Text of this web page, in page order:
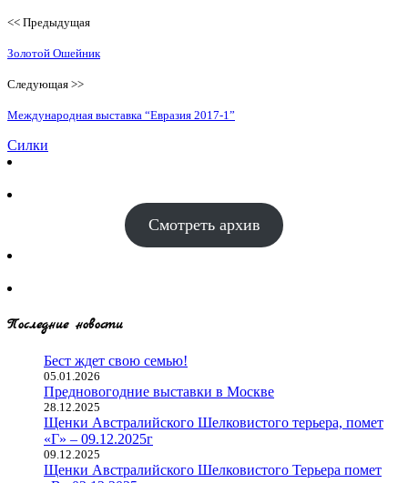
<< Предыдущая
Золотой Ошейник
Следующая >>
Международная выставка “Евразия 2017-1”
Силки
Смотреть архив
Последние новости
Бест ждет свою семью!
05.01.2026
Предновогодние выставки в Москве
28.12.2025
Щенки Австралийского Шелковистого терьера, помет
«Г» – 09.12.2025г
09.12.2025
Щенки Австралийского Шелковистого Терьера помет